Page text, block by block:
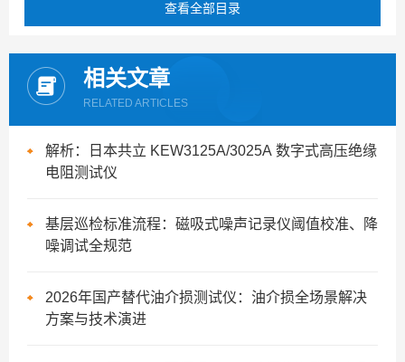
查看全部目录
相关文章
RELATED ARTICLES
解析：日本共立 KEW3125A/3025A 数字式高压绝缘
电阻测试仪
基层巡检标准流程：磁吸式噪声记录仪阈值校准、降
噪调试全规范
2026年国产替代油介损测试仪：油介损全场景解决
方案与技术演进